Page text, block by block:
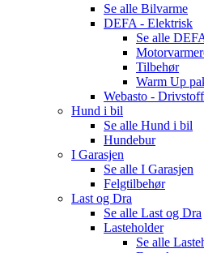
Se alle Bilvarme
DEFA - Elektrisk
Se alle
Tilbehør
Warm Up
Webasto - Drivstoff
Hund i bil
Se alle Hund i bil
Hundebur
I Garasjen
Se alle I Garasjen
Felgtilbehør
Last og Dra
Se alle Last og Dra
Lasteholder
Se alle